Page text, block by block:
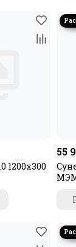
1200x300
55